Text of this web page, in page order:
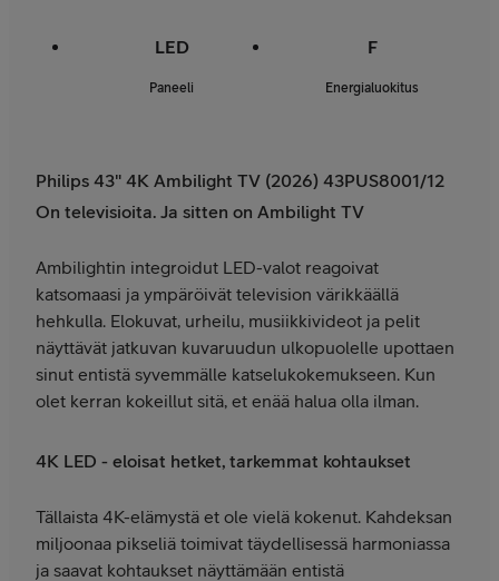
LED
Paneeli
F
Energialuokitus
Philips 43" 4K Ambilight TV (2026) 43PUS8001/12
On televisioita. Ja sitten on Ambilight TV
Ambilightin integroidut LED-valot reagoivat
katsomaasi ja ympäröivät television värikkäällä
hehkulla. Elokuvat, urheilu, musiikkivideot ja pelit
näyttävät jatkuvan kuvaruudun ulkopuolelle upottaen
sinut entistä syvemmälle katselukokemukseen. Kun
olet kerran kokeillut sitä, et enää halua olla ilman.
4K LED - eloisat hetket, tarkemmat kohtaukset
Tällaista 4K-elämystä et ole vielä kokenut. Kahdeksan
miljoonaa pikseliä toimivat täydellisessä harmoniassa
ja saavat kohtaukset näyttämään entistä